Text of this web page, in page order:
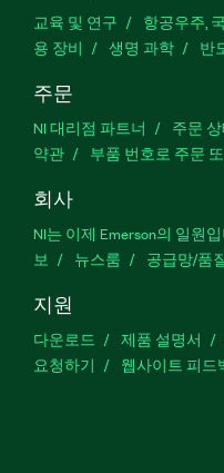
교육 및 연구 항공우주,
용 장비
생명 과학 반
주문
NI 대리점 파트너 주문
약관
부품 번호로 주문
회사
NI는 이제 Emerson의 일원
보
뉴스룸 공급망/품
지원
다운로드 제품 설명서
요청하기
웹사이트 피드